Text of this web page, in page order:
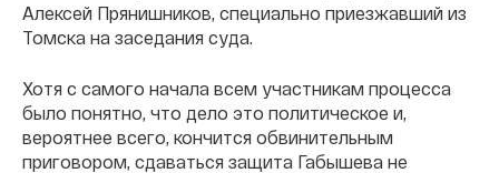
Алексей Прянишников, специально приезжавший из
Томска на заседания суда.
Хотя с самого начала всем участникам процесса
было понятно, что дело это политическое и,
вероятнее всего, кончится обвинительным
приговором, сдаваться защита Габышева не